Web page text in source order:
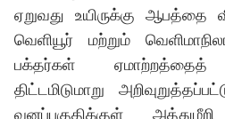
ஏறுவது உயிருக்கு ஆபத்தை
வெளியூர் மற்றும்
பக்தர்கள் ஏமாற்றத்தைத்
திட்டமிடுமாறு
வனப்பகுதிக்குள்